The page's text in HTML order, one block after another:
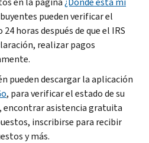
pueden verificar el
horas después de que el IRS
realizar pagos
pueden descargar la aplicación
, para verificar el estado de su
encontrar asistencia gratuita
inscribirse para recibir
y más.